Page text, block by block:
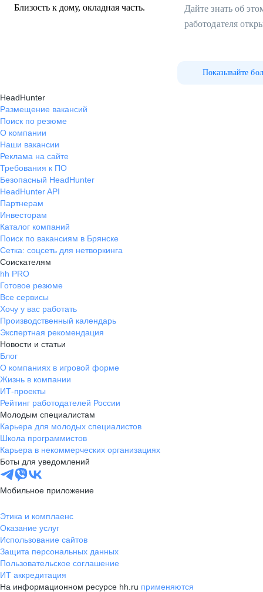
Близость к дому, окладная часть.
Дайте знать об
работодателя
Показывайте
HeadHunter
Размещение вакансий
Поиск по резюме
О компании
Наши вакансии
Реклама на сайте
Требования к ПО
Безопасный HeadHunter
HeadHunter API
Партнерам
Инвесторам
Каталог компаний
Поиск по вакансиям в Брянске
Сетка: соцсеть для нетворкинга
Соискателям
hh PRO
Готовое резюме
Все сервисы
Хочу у вас работать
Производственный календарь
Экспертная рекомендация
Новости и статьи
Блог
О компаниях в игровой форме
Жизнь в компании
ИТ-проекты
Рейтинг работодателей России
Молодым специалистам
Карьера для молодых специалистов
Школа программистов
Карьера в некоммерческих организациях
Боты для уведомлений
Мобильное приложение
Этика и комплаенс
Оказание услуг
Использование сайтов
Защита персональных данных
Пользовательское соглашение
ИТ аккредитация
На информационном ресурсе hh.ru применяются